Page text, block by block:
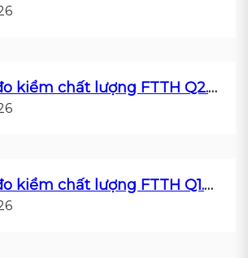
Kết quả tự đo kiểm chất lượng FTTH Q2.2019
Kết quả tự đo kiểm chất lượng FTTH Q1.2019